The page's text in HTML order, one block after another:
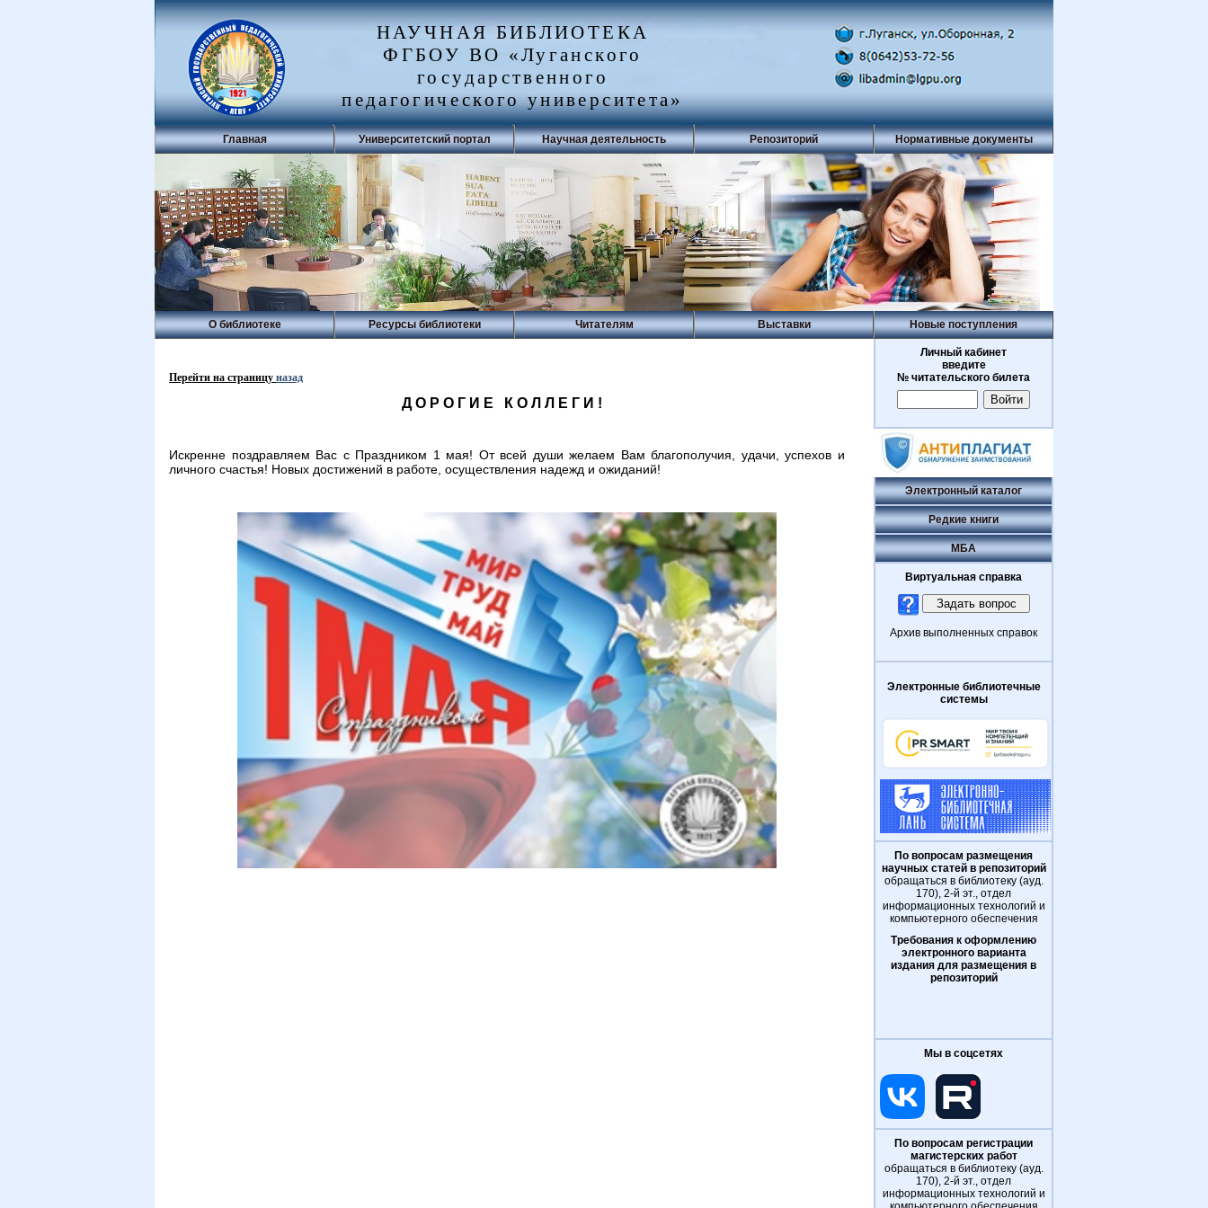
НАУЧНАЯ БИБЛИОТЕКА
ФГБОУ ВО «Луганского
государственного
педагогического университета»
Главная Университетский портал Научная деятельность Репозиторий Нормативные документы
О библиотеке Ресурсы библиотеки Читателям Выставки Новые поступления
Перейти на страницу назад
ДОРОГИЕ КОЛЛЕГИ!
Искренне поздравляем Вас с Праздником 1 мая! От всей души желаем Вам благополучия, удачи, успехов и
личного счастья! Новых достижений в работе, осуществления надежд и ожиданий!
Личный кабинет
введите
№ читательского билета
Электронный каталог
Редкие книги
МБА
Виртуальная справка
Архив выполненных справок
Электронные библиотечные
системы
По вопросам размещения
научных статей в репозиторий
обращаться в библиотеку (ауд.
170), 2-й эт., отдел
информационных технологий и
компьютерного обеспечения
Требования к оформлению
электронного варианта
издания для размещения в
репозиторий
Мы в соцсетях
По вопросам регистрации
магистерских работ
обращаться в библиотеку (ауд.
170), 2-й эт., отдел
информационных технологий и